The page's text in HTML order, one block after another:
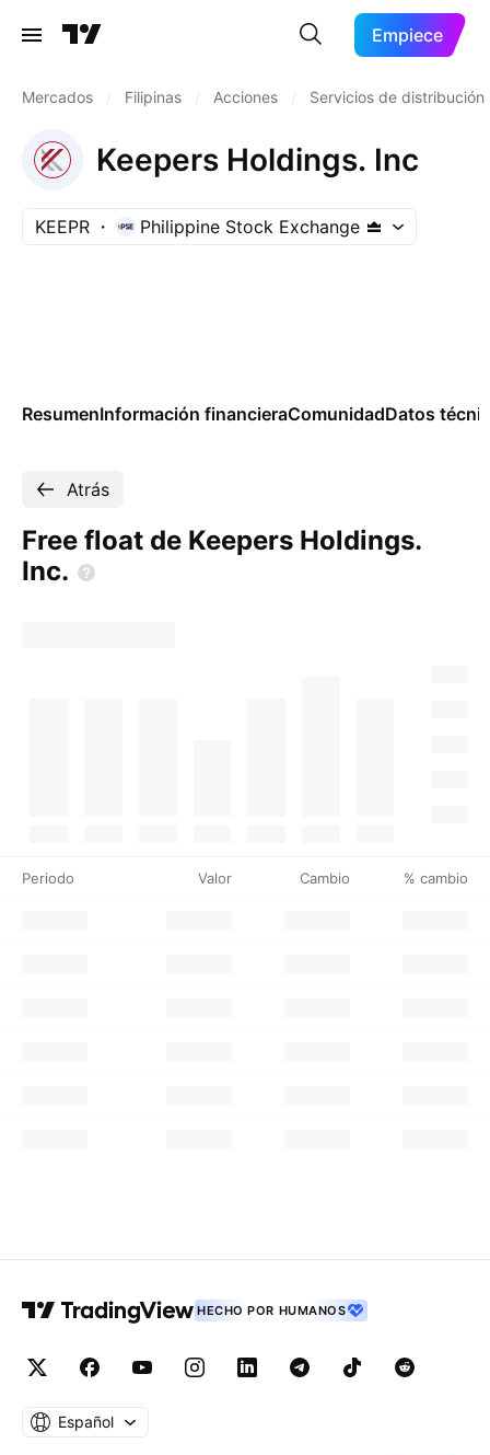
Empiece
Mercados Filipinas Acciones Servicios de distribución
Keepers Holdings. Inc
KEEPR Philippine Stock Exchange
ResumenInformación financieraComunidadDatos
Atrás
Free float de Keepers Holdings.
Inc.
Periodo Valor Cambio % cambio
HECHO POR HUMANOS
Español